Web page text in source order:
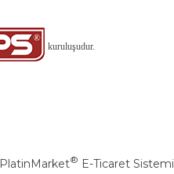
kuruluşudur.
PlatinMarket® E-Ticaret Sistemi